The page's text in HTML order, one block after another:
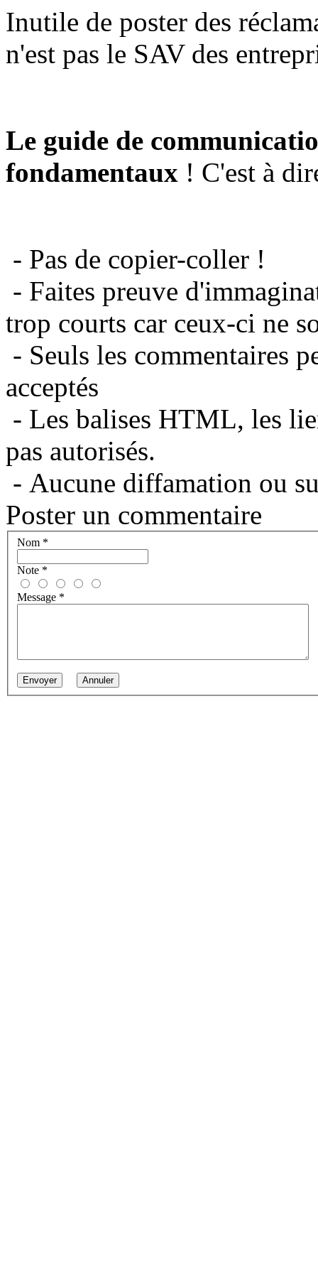
Inutile de poster des
n'est pas le SAV des
Le guide de
fondamentaux ! C'est à
- Pas de copier-coller !
- Faites preuve
trop courts car ceux-ci ne
- Seuls les commentaires
acceptés
- Les balises HTML, les
pas autorisés.
- Aucune diffamation ou
Poster un commentaire
Nom *
Note *
Message *